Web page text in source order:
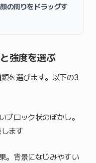
の周りをドラッグす
強度を選ぶ
を選びます。以下の3
ブロック状のぼかし。
ます
。背景になじみやすい